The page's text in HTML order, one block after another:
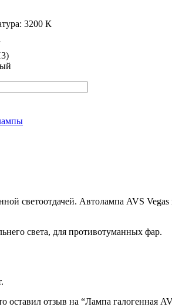
3200 К
светоотдачей. Автолампа AVS Vegas
света, для противотуманных фар.
оставил отзыв на “Лампа галогенная